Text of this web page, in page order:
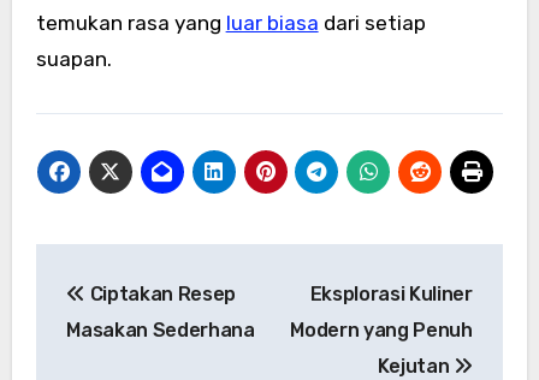
temukan rasa yang luar biasa dari setiap
suapan.
pos
Ciptakan Resep
Masakan Sederhana
Eksplorasi Kuliner
Modern yang Penuh
Kejutan